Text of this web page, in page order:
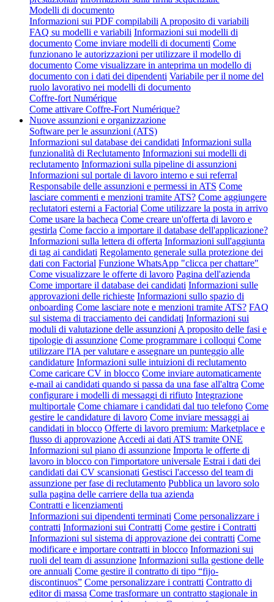
Modelli di documento
Informazioni sui PDF compilabili A proposito di variabili
FAQ su modelli e variabili Informazioni sui modelli di
documento Come inviare modelli di documenti Come
funzionano le autorizzazioni per utilizzare il modello di
documento Come visualizzare in anteprima un modello di
documento con i dati dei dipendenti Variabile per il nome del
ruolo lavorativo nei modelli di documento
Coffre-fort Numérique
Come attivare Coffre-Fort Numérique?
Nuove assunzioni e organizzazione
Software per le assunzioni (ATS)
Informazioni sul database dei candidati Informazioni sulla
funzionalità di Reclutamento Informazioni sui modelli di
reclutamento Informazioni sulla pipeline di assunzioni
Informazioni sul portale di lavoro interno e sui referral
Responsabile delle assunzioni e permessi in ATS Come
lasciare commenti e menzioni tramite ATS? Come aggiungere
reclutatori esterni a Factorial Come utilizzare la posta in arrivo
Come usare la bacheca Come creare un'offerta di lavoro e
gestirla Come faccio a importare il database dell'applicazione?
Informazioni sulla lettera di offerta Informazioni sull'aggiunta
di tag ai candidati Regolamento generale sulla protezione dei
dati con Factorial Funzione WhatsApp "clicca per chattare"
Come visualizzare le offerte di lavoro Pagina dell'azienda
Come importare il database dei candidati Informazioni sulle
approvazioni delle richieste Informazioni sullo spazio di
onboarding Come lasciare note e menzioni tramite ATS? FAQ
sul sistema di tracciamento dei candidati Informazioni sui
moduli di valutazione delle assunzioni A proposito delle fasi e
tipologie di assunzione Come programmare i colloqui Come
utilizzare l'IA per valutare e assegnare un punteggio alle
candidature Informazioni sulle intuizioni di reclutamento
Come caricare CV in blocco Come inviare automaticamente
e-mail ai candidati quando si passa da una fase all'altra Come
configurare i modelli di messaggi di rifiuto Integrazione
multiportale Come chiamare i candidati dal tuo telefono Come
gestire le candidature di lavoro Come inviare messaggi ai
candidati in blocco Offerte di lavoro premium: Marketplace e
flusso di approvazione Accedi ai dati ATS tramite ONE
Informazioni sul piano di assunzione Importa le offerte di
lavoro in blocco con l'importatore universale Estrai i dati dei
candidati dai CV scansionati Gestisci l'accesso del team di
assunzione per fase di reclutamento Pubblica un lavoro solo
sulla pagina delle carriere della tua azienda
Contratti e licenziamenti
Informazioni sui dipendenti terminati Come personalizzare i
contratti Informazioni sui Contratti Come gestire i Contratti
Informazioni sul sistema di approvazione dei contratti Come
modificare e importare contratti in blocco Informazioni sui
ruoli del team di assunzione Informazioni sulla gestione delle
ore annuali Come gestire il contratto di tipo “fijo-
discontinuos” Come personalizzare i contratti Contratto di
editor di massa Come trasformare un contratto stagionale in